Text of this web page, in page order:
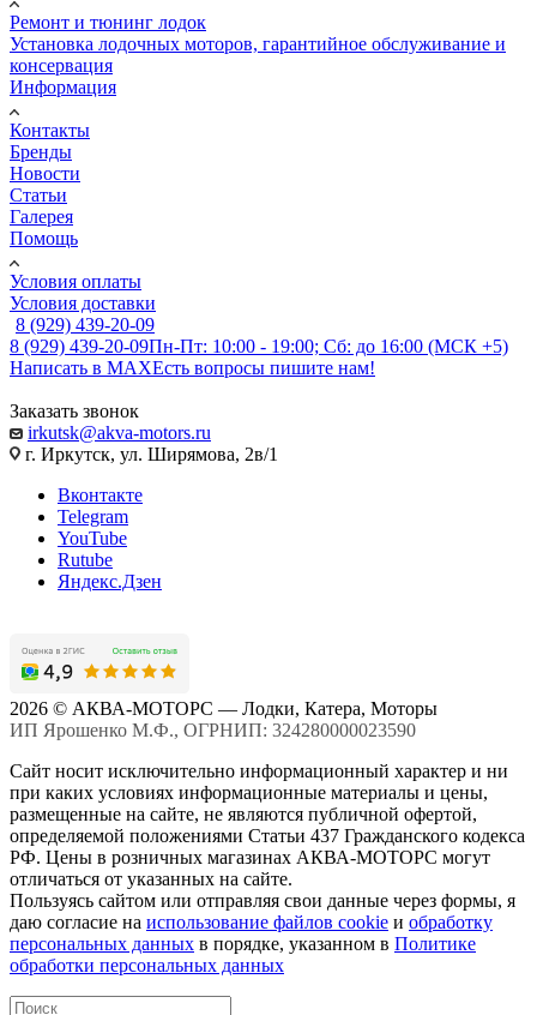
Ремонт и тюнинг лодок
Установка лодочных моторов, гарантийное обслуживание и
консервация
Информация
Контакты
Бренды
Новости
Статьи
Галерея
Помощь
Условия оплаты
Условия доставки
8 (929) 439-20-09
8 (929) 439-20-09Пн-Пт: 10:00 - 19:00; Сб: до 16:00 (МСК +5)
Написать в MAXЕсть вопросы пишите нам!
Заказать звонок
irkutsk@akva-motors.ru
г. Иркутск, ул. Ширямова, 2в/1
Вконтакте
Telegram
YouTube
Rutube
Яндекс.Дзен
2026 © АКВА-МОТОРС — Лодки, Катера, Моторы
ИП Ярошенко М.Ф., ОГРНИП: 324280000023590
Сайт носит исключительно информационный характер и ни
при каких условиях информационные материалы и цены,
размещенные на сайте, не являются публичной офертой,
определяемой положениями Статьи 437 Гражданского кодекса
РФ. Цены в розничных магазинах АКВА-МОТОРС могут
отличаться от указанных на сайте.
Пользуясь сайтом или отправляя свои данные через формы, я
даю согласие на использование файлов cookie и обработку
персональных данных в порядке, указанном в Политике
обработки персональных данных